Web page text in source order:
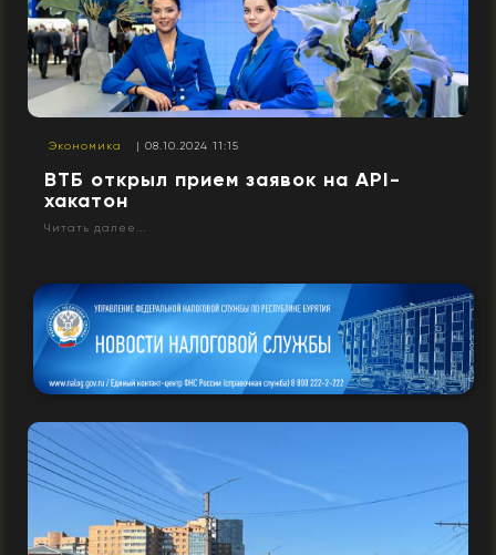
Экономика | 08.10.2024 11:15
ВТБ открыл прием заявок на API-
хакатон
Читать далее...